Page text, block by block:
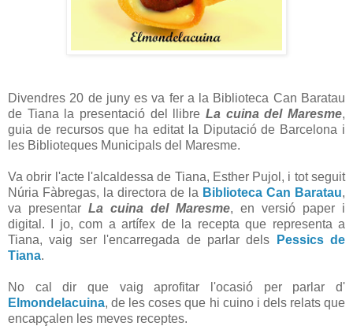
Divendres 20 de juny es va fer a la Biblioteca Can Baratau
de Tiana la presentació del llibre La cuina del Maresme,
guia de recursos que ha editat la Diputació de Barcelona i
les Biblioteques Municipals del Maresme.
Va obrir l'acte l'alcaldessa de Tiana, Esther Pujol, i tot seguit
Núria Fàbregas, la directora de la Biblioteca Can Baratau,
va presentar La cuina del Maresme, en versió paper i
digital. I jo, com a artífex de la recepta que representa a
Tiana, vaig ser l'encarregada de parlar dels
Pessics de
Tiana.
No cal dir que vaig aprofitar l'ocasió per parlar d'
Elmondelacuina, de les coses que hi cuino i dels relats que
encapçalen les meves receptes.